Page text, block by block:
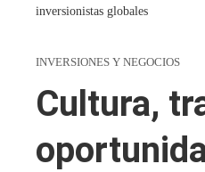
inversionistas globales
INVERSIONES Y NEGOCIOS
Cultura,